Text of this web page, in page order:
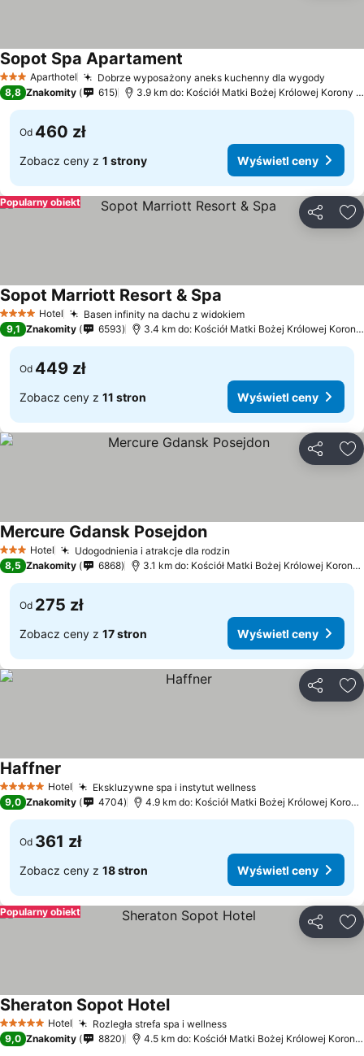
3 KategoriaAparthotel Dobrze wyposażony aneks kuchenny dla wygody
Sopot Spa Apartament
8,8 Znakomity 615 3.9 km do: Kościół Matki Bożej Królowej Korony Polskiej
Od 460 zł
Zobacz ceny z 1 strony Wyświetl ceny
Popularny obiekt
4 KategoriaHotel Basen infinity na dachu z widokiem
Sopot Marriott Resort & Spa
9,1 Znakomity 6593 3.4 km do: Kościół Matki Bożej Królowej Korony Polskiej
Od 449 zł
Zobacz ceny z 11 stron Wyświetl ceny
3 Kategoria
Hotel Udogodnienia i atrakcje dla rodzin
Mercure Gdansk Posejdon
8,5 Znakomity 6868 3.1 km do: Kościół Matki Bożej Królowej Korony Polskiej
Od 275 zł
Zobacz ceny z 17 stron Wyświetl ceny
5 KategoriaHotel Ekskluzywne spa i instytut wellness
Haffner
9,0 Znakomity 4704 4.9 km do: Kościół Matki Bożej Królowej Korony Polskiej
Od 361 zł
Zobacz ceny z 18 stron Wyświetl ceny
Popularny obiekt
5 KategoriaHotel Rozległa strefa spa i wellness
Sheraton Sopot Hotel
9,0 Znakomity 8820 4.5 km do: Kościół Matki Bożej Królowej Korony Polskiej